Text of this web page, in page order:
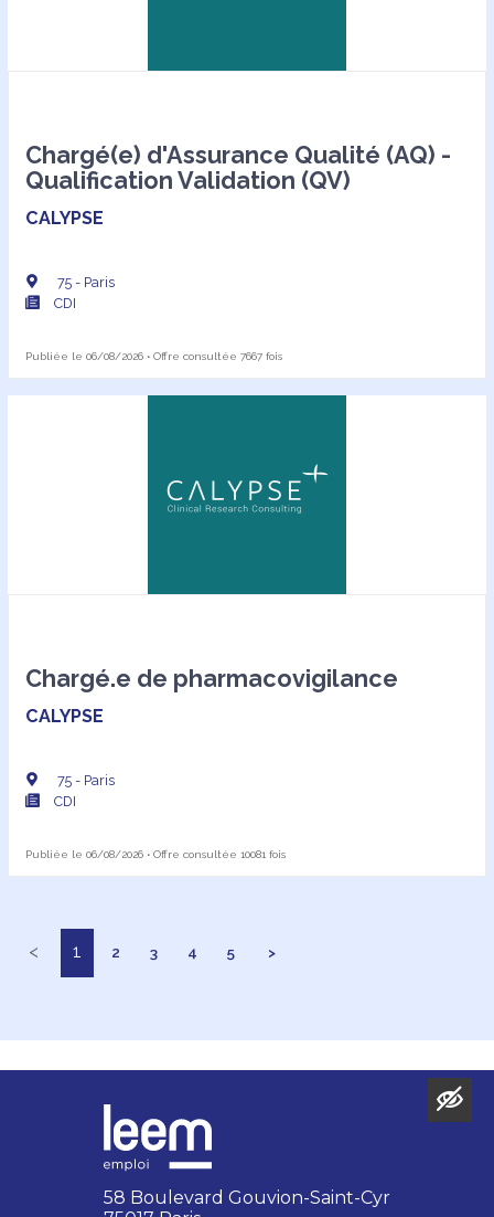
Chargé(e) d'Assurance Qualité (AQ) -
Qualification Validation (QV)
CALYPSE
75 - Paris
CDI
Publiée le 06/08/2026 • Offre consultée 7667 fois
Chargé.e de pharmacovigilance
CALYPSE
75 - Paris
CDI
Publiée le 06/08/2026 • Offre consultée 10081 fois
< 1 2 3 4 5 >
58 Boulevard Gouvion-Saint-Cyr